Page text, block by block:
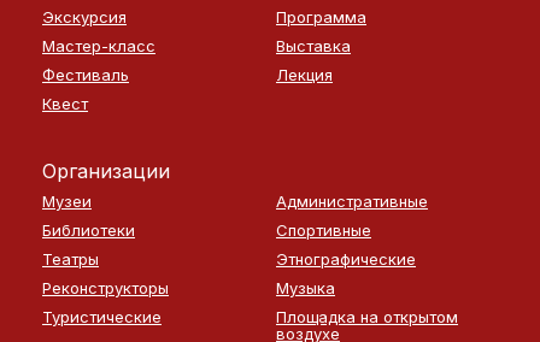
Экскурсия
Программа
Мастер-класс
Выставка
Фестиваль
Лекция
Квест
Организации
Музеи
Административные
Библиотеки
Спортивные
Театры
Этнографические
Реконструкторы
Музыка
Туристические
Площадка на открытом
воздухе